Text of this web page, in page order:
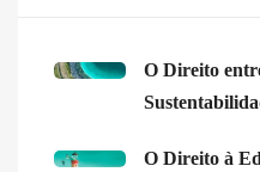
O Direito
O Direito à